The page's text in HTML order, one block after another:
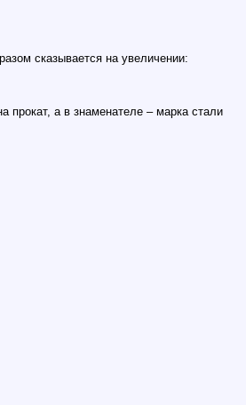
сказывается на увеличении:
прокат, а в знаменателе – марка стали